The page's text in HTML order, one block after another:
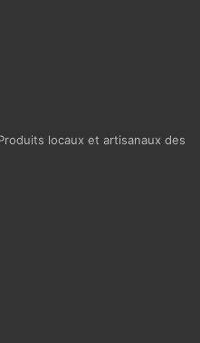
locaux et artisanaux des